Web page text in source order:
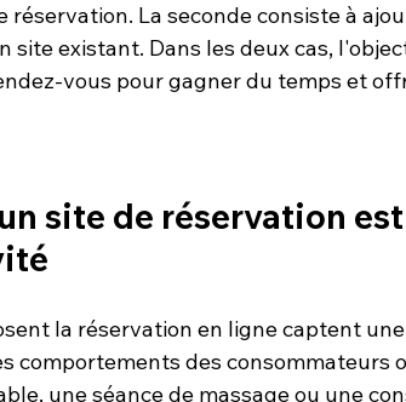
La seconde consiste à
site existant. Dans les deux cas,
vous pour gagner du temps et
site de réservation
la réservation en ligne captent
comportements des consommateurs
une séance de massage ou une